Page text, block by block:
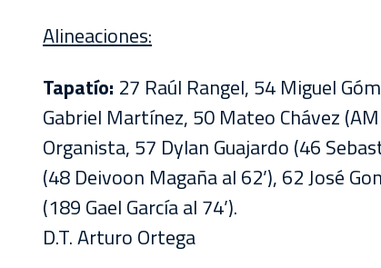
Alineaciones:
Tapatío: 27 Raúl Rangel, 54 Miguel
Gabriel Martínez, 50 Mateo Chávez
Organista, 57 Dylan Guajardo (46
(48 Deivoon Magaña al 62’), 62 José
(189 Gael García al 74’).
D.T. Arturo Ortega